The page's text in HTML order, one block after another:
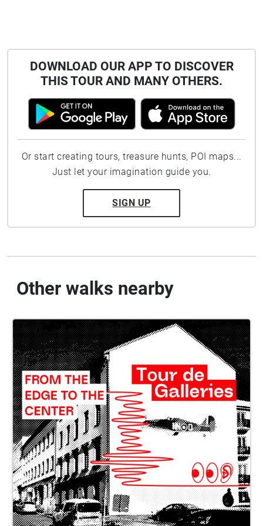
DOWNLOAD OUR APP TO DISCOVER
THIS TOUR AND MANY OTHERS.
Or start creating tours, treasure hunts, POI maps...
Just let your imagination guide you.
SIGN UP
Other walks nearby